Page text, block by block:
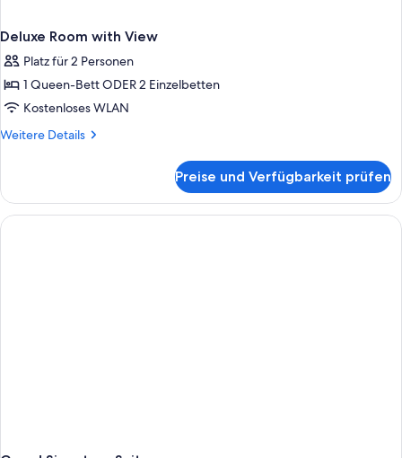
Deluxe Room with View
Platz für 2 Personen
1 Queen-Bett ODER 2 Einzelbetten
Kostenloses WLAN
Weitere Details
Weitere
Room
with
View
Preise und Verfügbarkeit prüfen